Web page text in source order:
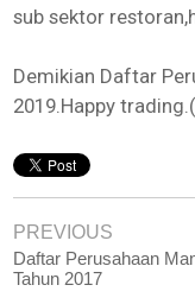
sub sektor
Demikian Daftar
2019.Happy
PREVIOUS
Daftar Perusahaan
Tahun 2017